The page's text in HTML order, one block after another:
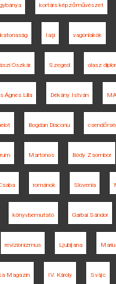
kortárs képzőművészet
katonaság Iaşi vagonlakók
Oszkár Szeged olasz
Ágnes Lilla Dékány István
Bogdan Diaconu
Martonos Bódy Zsombor
románok Slovenia
könyvbemutató Garbai Sándor
revizionizmus Ljubljana
Magazin IV. Károly Svájc